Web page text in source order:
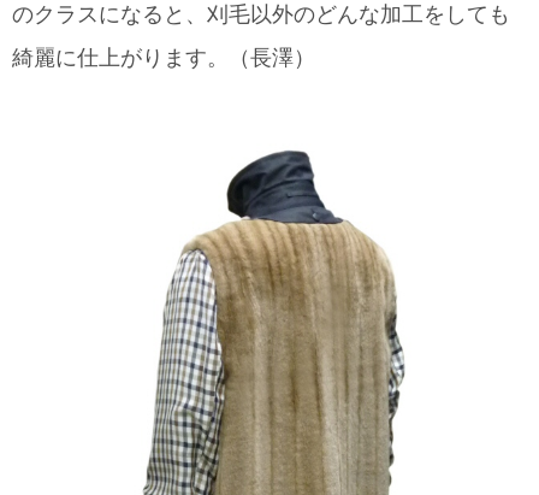
のクラスになると、刈毛以外のどんな加工をしても
綺麗に仕上がります。（長澤）